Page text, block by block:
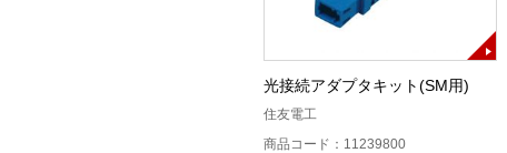
光接続アダプタキット(SM用)
住友電工
商品コード：11239800